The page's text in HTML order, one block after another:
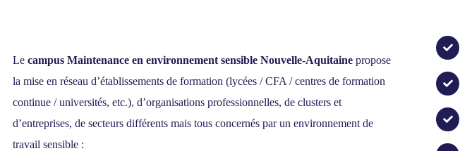
Le campus Maintenance en environnement sensible Nouvelle-Aquitaine propose
la mise en réseau d’établissements de formation (lycées / CFA / centres de formation
continue / universités, etc.), d’organisations professionnelles, de clusters et
d’entreprises, de secteurs différents mais tous concernés par un environnement de
travail sensible :